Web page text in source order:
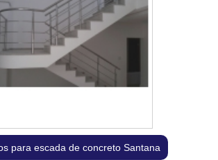
para escada de concreto Santana